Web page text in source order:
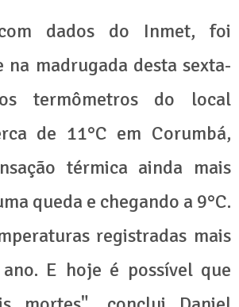
dados do Inmet, foi
na madrugada desta sexta-
termômetros do local
de 11°C em Corumbá,
térmica ainda mais
queda e chegando a 9°C.
registradas mais
ano. E hoje é possível que